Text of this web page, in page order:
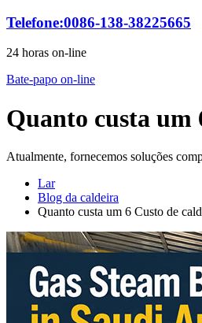
Telefone:0086-138-38225665
24 horas on-line
Bate-papo on-line
Quanto custa um
Atualmente, fornecemos soluções
Lar
Blog da caldeira
Quanto custa um 6 Custo de